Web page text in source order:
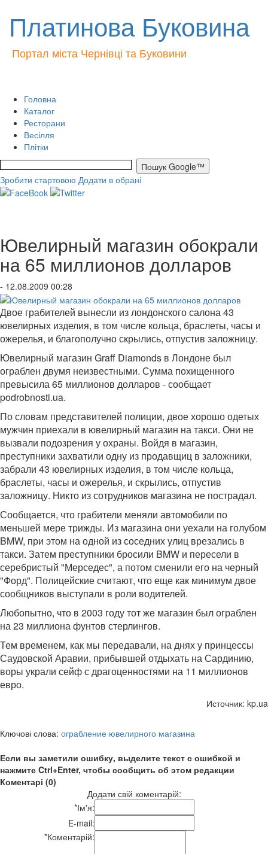
Платинова Буковина
Портал міста Чернівці та Буковини
Головна
Каталог
Ресторани
Весілля
Плітки
Зробити стартовою Додати в обрані
Ювелирный магазин обокрали
на 65 миллионов долларов
- 12.08.2009 00:28
Двое грабителей вынесли из лондонского салона 43
ювелирных изделия, в том числе кольца, браслеты, часы и
ожерелья, и благополучно скрылись, отпустив заложницу.
Ювелирный магазин Graff Diamonds в Лондоне был
ограблен двумя неизвестными. Сумма похищенного
превысила 65 миллионов долларов - сообщает
podrobnosti.ua.
По словам представителей полиции, двое хорошо одетых
мужчин приехали в ювелирный магазин на такси. Они не
вызвали подозрения у охраны. Войдя в магазин,
преступники захватили одну из продавщиц в заложники,
забрали 43 ювелирных изделия, в том числе кольца,
браслеты, часы и ожерелья, и скрылись, отпустив
заложницу. Никто из сотрудников магазина не пострадал.
Сообщается, что грабители меняли автомобили по
меньшей мере трижды. Из магазина они уехали на голубом
BMW, при этом на одной из соседних улиц врезались в
такси. Затем преступники бросили BMW и пересели в
серебристый "Мерседес", а потом сменили его на черный
"Форд". Полицейские считают, что еще как минимум двое
сообщников выступали в роли водителей.
Любопытно, что в 2003 году тот же магазин был ограблен
на 23 миллиона фунтов стерлингов.
Тем временем, как мы передавали, на днях у принцессы
Саудовской Аравии, прибывшей отдыхать на Сардинию,
воры украли сейф с драгоценностями на 11 миллионов
евро.
Источник: kp.ua
Ключові слова: ограбление ювелирного магазина
Если вы заметили ошибку, выделите текст с ошибкой и
нажмите Ctrl+Enter, чтобы сообщить об этом редакции
Коментарі (0)
Додати свій коментарій:
*Ім'я:
E-mail:
*Коментарій: